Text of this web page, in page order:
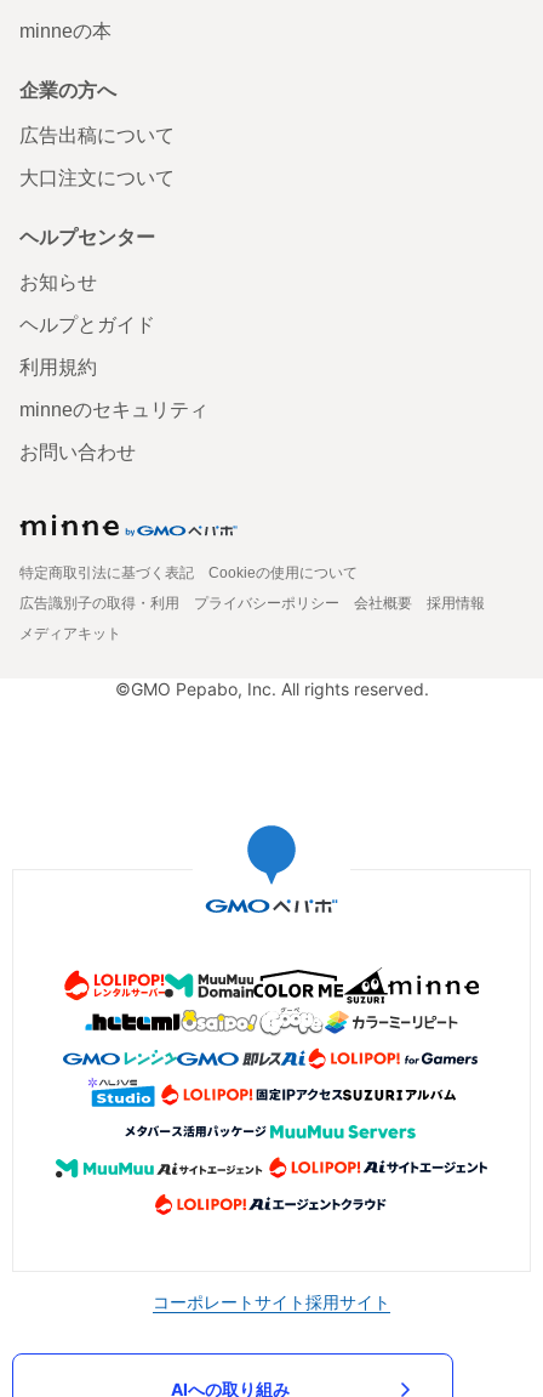
minneの本
企業の方へ
広告出稿について
大口注文について
ヘルプセンター
お知らせ
ヘルプとガイド
利用規約
minneのセキュリティ
お問い合わせ
特定商取引法に基づく表記
Cookieの使用について
広告識別子の取得・利用
プライバシーポリシー 会社概要
採用情報
メディアキット
©GMO Pepabo, Inc. All rights reserved.
コーポレートサイト採用サイト
AIへの取り組み